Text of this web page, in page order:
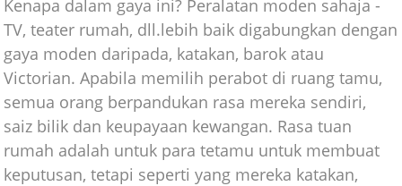
Kenapa dalam gaya ini? Peralatan moden sahaja -
TV, teater rumah, dll.lebih baik digabungkan dengan
gaya moden daripada, katakan, barok atau
Victorian. Apabila memilih perabot di ruang tamu,
semua orang berpandukan rasa mereka sendiri,
saiz bilik dan keupayaan kewangan. Rasa tuan
rumah adalah untuk para tetamu untuk membuat
keputusan, tetapi seperti yang mereka katakan,